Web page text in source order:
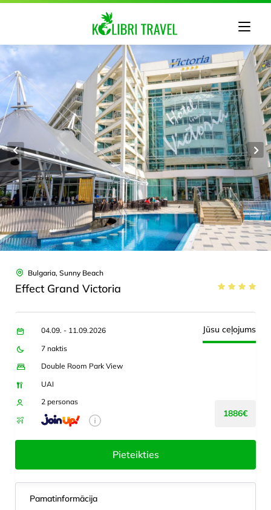
Bulgaria, Sunny Beach
Effect Grand Victoria
04.09. - 11.09.2026
7 naktis
Double Room Park View
UAI
2 personas
Jūsu ceļojums
1886€
Pieteikties
Pamatinformācija